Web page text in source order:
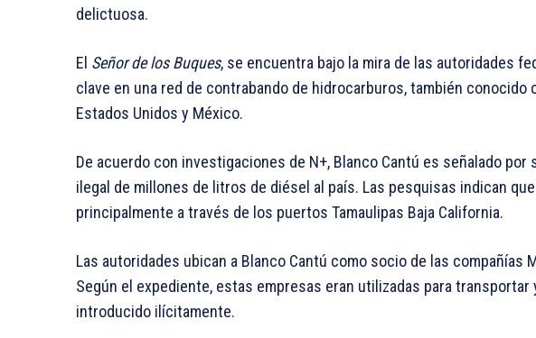
delictuosa.
El Señor de los Buques, se encuentra bajo la mira de las autoridades
clave en una red de contrabando de hidrocarburos, también conocido
Estados Unidos y México.
De acuerdo con investigaciones de N+, Blanco Cantú es señalado
ilegal de millones de litros de diésel al país. Las pesquisas indican
principalmente a través de los puertos Tamaulipas Baja California.
Las autoridades ubican a Blanco Cantú como socio de las compañías
Según el expediente, estas empresas eran utilizadas para
introducido ilícitamente.